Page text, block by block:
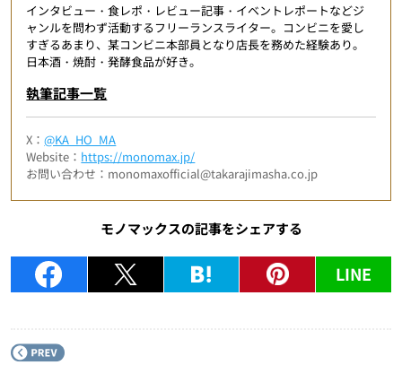
インタビュー・食レポ・レビュー記事・イベントレポートなどジ
ャンルを問わず活動するフリーランスライター。コンビニを愛し
すぎるあまり、某コンビニ本部員となり店長を務めた経験あり。
日本酒・焼酎・発酵食品が好き。
執筆記事一覧
X：@KA_HO_MA
Website： https://monomax.jp/
お問い合わせ：monomaxofficial@takarajimasha.co.jp
モノマックスの記事をシェアする
LINE